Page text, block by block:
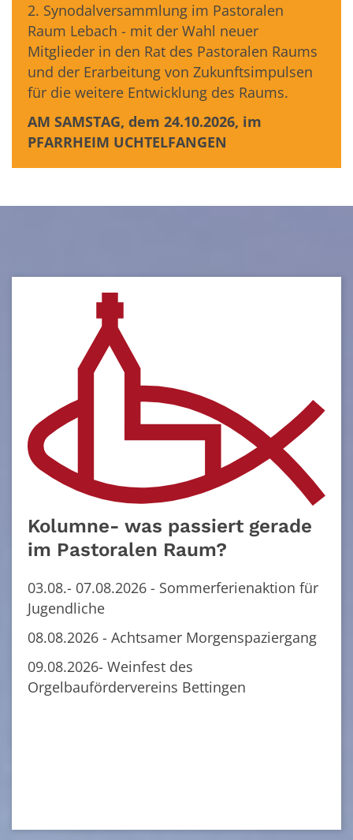
2. Synodalversammlung im Pastoralen
Raum Lebach - mit der Wahl neuer
Mitglieder in den Rat des Pastoralen Raums
und der Erarbeitung von Zukunftsimpulsen
für die weitere Entwicklung des Raums.
AM SAMSTAG, dem 24.10.2026, im
PFARRHEIM UCHTELFANGEN
Kolumne- was passiert gerade
im Pastoralen Raum?
03.08.- 07.08.2026 - Sommerferienaktion für
Jugendliche
08.08.2026 - Achtsamer Morgenspaziergang
09.08.2026- Weinfest des
Orgelbaufördervereins Bettingen